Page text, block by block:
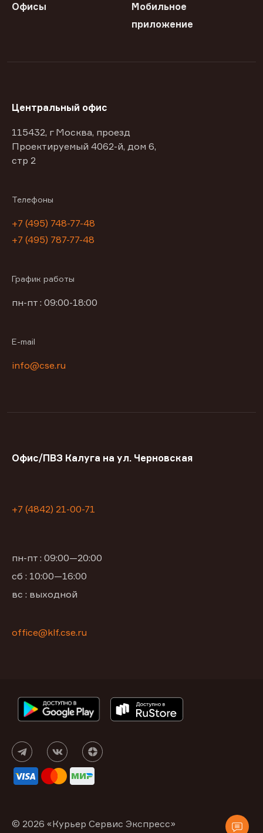
Офисы
Мобильное
приложение
Центральный офис
115432, г Москва, проезд
Проектируемый 4062-й, дом 6,
стр 2
Телефоны
+7 (495) 748-77-48
+7 (495) 787-77-48
График работы
пн-пт : 09:00-18:00
E-mail
info@cse.ru
Офис/ПВЗ Калуга на ул. Черновская
+7 (4842) 21-00-71
пн-пт : 09:00—20:00
сб : 10:00—16:00
вс : выходной
office@klf.cse.ru
© 2026 «Курьер Сервис Экспресс»